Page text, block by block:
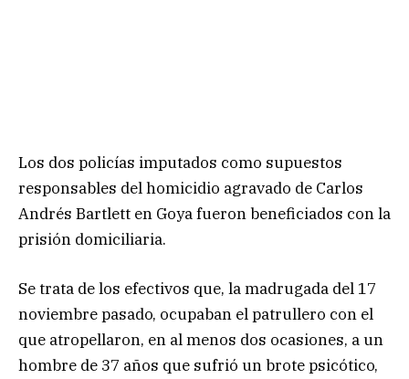
Los dos policías imputados como supuestos
responsables del homicidio agravado de Carlos
Andrés Bartlett en Goya fueron beneficiados con la
prisión domiciliaria.
Se trata de los efectivos que, la madrugada del 17
noviembre pasado, ocupaban el patrullero con el
que atropellaron, en al menos dos ocasiones, a un
hombre de 37 años que sufrió un brote psicótico,